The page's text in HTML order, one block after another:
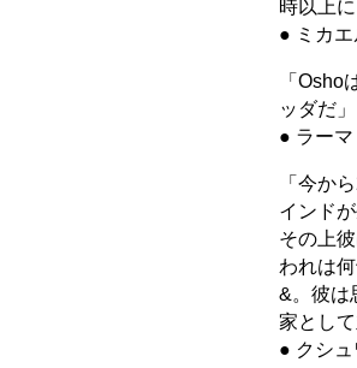
時以上
● ミカエ
「
ッダだ」
● ラー
「今か
インド
その上
われは
&。彼は
家とし
● クシュ